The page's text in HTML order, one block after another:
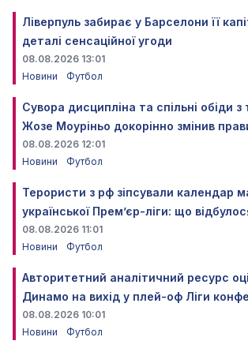
Ліверпуль забирає у Барселони її
деталі сенсаційної угоди
08.08.2026 13:01
Новини
Футбол
Сувора дисципліна та спільні обіди
Жозе Моуріньо докорінно змінив
08.08.2026 12:01
Новини
Футбол
Терористи з рф зіпсували календар
української Прем’єр-ліги: що
08.08.2026 11:01
Новини
Футбол
Авторитетний аналітичний ресурс
Динамо на вихід у плей-оф Ліги
08.08.2026 10:01
Новини
Футбол